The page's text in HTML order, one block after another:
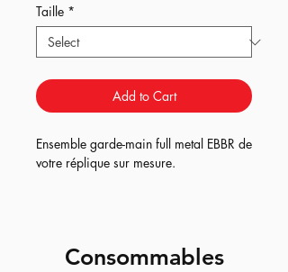
Taille *
Add to Cart
Ensemble garde-main full metal EBBR de
votre réplique sur mesure.
Consommables